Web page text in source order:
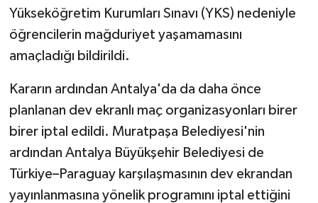
Yükseköğretim Kurumları Sınavı (YKS) nedeniyle
öğrencilerin mağduriyet yaşamamasını
amaçladığı bildirildi.
Kararın ardından Antalya'da da daha önce
planlanan dev ekranlı maç organizasyonları birer
birer iptal edildi. Muratpaşa Belediyesi'nin
ardından Antalya Büyükşehir Belediyesi de
Türkiye–Paraguay karşılaşmasının dev ekrandan
yayınlanmasına yönelik programını iptal ettiğini